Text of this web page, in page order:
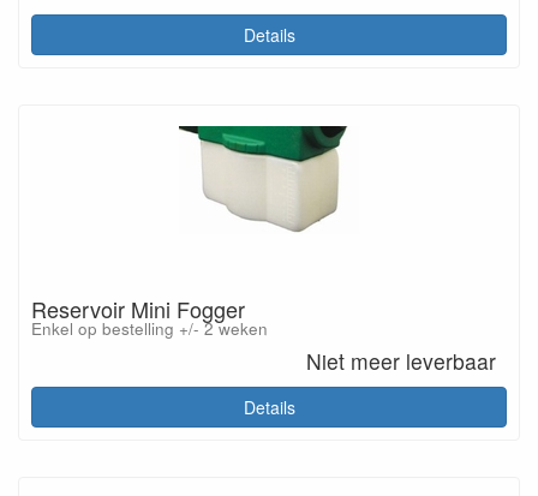
Details
Reservoir Mini Fogger
Enkel op bestelling +/- 2 weken
Niet meer leverbaar
Details